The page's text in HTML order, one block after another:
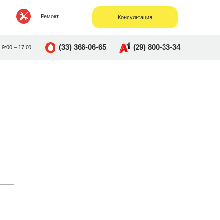
Ремонт Консультация
9:00 – 17:00 (33) 366-06-65 (29) 800-33-34